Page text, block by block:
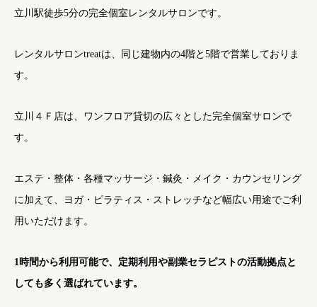
立川駅徒歩5分の完全個室レンタルサロンです。
レンタルサロンtreatは、同じ建物内の4階と5階で営業しておりま
す。
立川４Ｆ店は、ワンフロア貸切の広々とした完全個室サロンで
す。
エステ・整体・各種マッサージ・鍼灸・メイク・カウンセリング
に加えて、ヨガ・ピラティス・ストレッチなど幅広い用途でご利
用いただけます。
1時間から利用可能で、定期利用や副業セラピストの活動拠点と
しても多く選ばれています。